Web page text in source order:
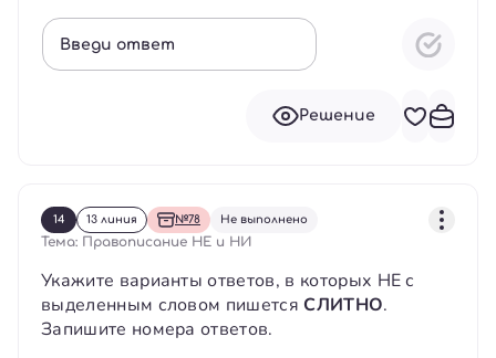
Введи ответ
Решение
14 13 линия №78 Не выполнено
Тема: Правописание НЕ и НИ
Укажите варианты ответов, в которых НЕ с
выделенным словом пишетсяСЛИТНО.
Запишите номера ответов.